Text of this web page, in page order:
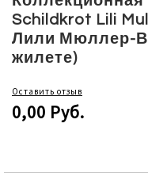
Schildkrot Lili
Лили Мюллер-
жилете)
Оставить отзыв
0,00 Руб.
the
beginning
of
the
gallery